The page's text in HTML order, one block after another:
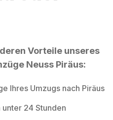
Vorteile unseres
Neuss Piräus:
Ihres Umzugs nach Piräus
24 Stunden